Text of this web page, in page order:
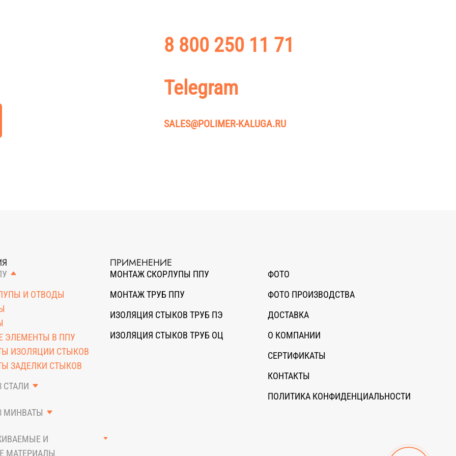
8 800 250 11 71
Telegram
SALES@POLIMER-KALUGA.RU
И ОТВОДЫ
ЭЛЕМЕНТЫ В ППУ
ИЗОЛЯЦИИ СТЫКОВ
ЗАДЕЛКИ СТЫКОВ
СТАЛИ
ЛИСТ
МИНВАТЫ
И
МАТЕРИАЛЫ
ПРИМЕНЕНИЕ
МОНТАЖ СКОРЛУПЫ ППУ
МОНТАЖ ТРУБ ППУ
ИЗОЛЯЦИЯ СТЫКОВ ТРУБ ПЭ
ИЗОЛЯЦИЯ СТЫКОВ ТРУБ ОЦ
ФОТО
ФОТО ПРОИЗВОДСТВА
ДОСТАВКА
О КОМПАНИИ
СЕРТИФИКАТЫ
КОНТАКТЫ
ПОЛИТИКА КОНФИДЕНЦИАЛЬНОСТИ